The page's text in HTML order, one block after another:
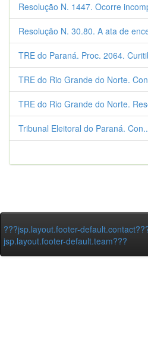
Resolução N. 1447. Ocorre
Resolução N. 30.80. A ata de
TRE do Paraná. Proc. 2064.
TRE do Rio Grande do Norte.
TRE do Rio Grande do Norte.
Tribunal Eleitoral do Paraná.
???jsp.layout.footer-
jsp.layout.footer-default.team???